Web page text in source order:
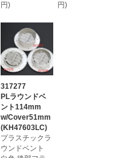
円)
円)
317277
PLラウンドベ
ント114mm
w/Cover51mm
(KH47603LC)
プラスチックラ
ウンドベント